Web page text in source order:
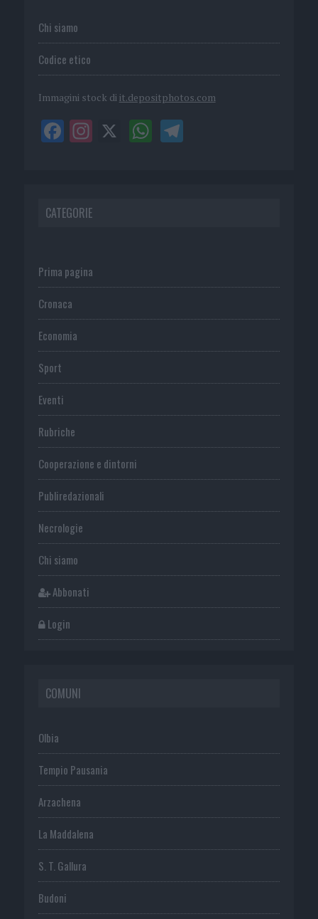
Chi siamo
Codice etico
Immagini stock di it.depositphotos.com
CATEGORIE
Prima pagina
Cronaca
Economia
Sport
Eventi
Rubriche
Cooperazione e dintorni
Publiredazionali
Necrologie
Chi siamo
Abbonati
Login
COMUNI
Olbia
Tempio Pausania
Arzachena
La Maddalena
S. T. Gallura
Budoni